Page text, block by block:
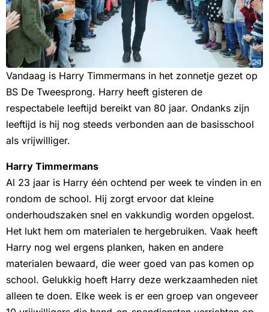
Vandaag is Harry Timmermans in het zonnetje gezet op
BS De Tweesprong. Harry heeft gisteren de
respectabele leeftijd bereikt van 80 jaar. Ondanks zijn
leeftijd is hij nog steeds verbonden aan de basisschool
als vrijwilliger.
Harry Timmermans
Al 23 jaar is Harry één ochtend per week te vinden in en
rondom de school. Hij zorgt ervoor dat kleine
onderhoudszaken snel en vakkundig worden opgelost.
Het lukt hem om materialen te hergebruiken. Vaak heeft
Harry nog wel ergens planken, haken en andere
materialen bewaard, die weer goed van pas komen op
school. Gelukkig hoeft Harry deze werkzaamheden niet
alleen te doen. Elke week is er een groep van ongeveer